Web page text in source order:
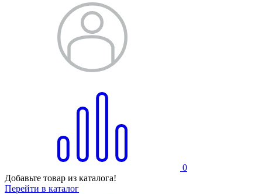
0
Добавьте товар из каталога!
Перейти в каталог